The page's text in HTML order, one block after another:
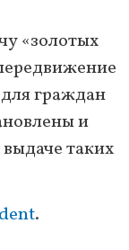
«золотых
граждан
и
таких
.